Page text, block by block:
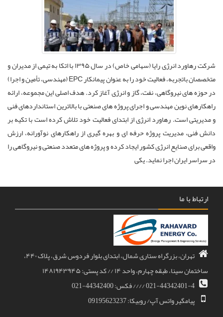
شرکت رهاورد انرژی رایا (سهامی خاص) در سال ۱۳۹۵ با اتکا به تیمی از مدیران و
متخصصان باتجربه، فعالیت خود را به عنوان پیمانکار EPC (مهندسی، تأمین و اجرا)
در حوزه های نیروگاهی، نفت، گاز و انرژی آغاز کرد. هدف اصلی این مجموعه، ارائه
راهکارهای نوین مهندسی و اجرای پروژه های صنعتی با بالاترین استانداردهای فنی
و مدیریتی است. رهاورد انرژی از ابتدای فعالیت خود تلاش کرده است با تکیه بر
دانش فنی، مدیریت پروژه حرفه ای و بهره گیری از راهکارهای نوآورانه، ارزش
واقعی برای صنایع انرژی کشور ایجاد کرده و پروژه های متعدد صنعتی و نیروگاهی را
در سراسر ایران اجرا نماید. یکی
ارتباط با ما
تهران، بزرگراه ستاری شمال، ابتدای بلوار فردوس شرق، پلاک ۴۴۰،
ساختمان سینا، طبقه چهارم، واحد ۱۴ // کد پستی: ۱۴۸۱۹۴۳۹۴۵
021-44342401-4 //// فکس: 44342400-021
پیامگیر واتس آپ/ روبیکا: 09195623237